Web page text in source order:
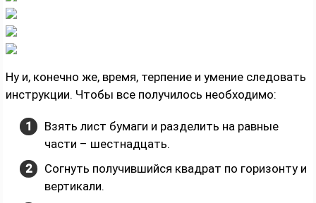
Ну и, конечно же, время, терпение и умение следовать
инструкции. Чтобы все получилось необходимо:
Взять лист бумаги и разделить на равные
части – шестнадцать.
Согнуть получившийся квадрат по горизонту и
вертикали.